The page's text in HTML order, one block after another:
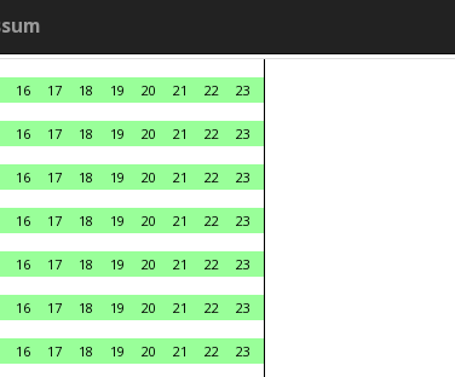
16 17 18 19 20 21 22
23
16 17 18 19 20 21 22
23
16 17 18 19 20 21 22
23
16 17 18 19 20 21 22
23
16 17 18 19 20 21 22
23
16 17 18 19 20 21 22
23
16 17 18 19 20 21 22
23